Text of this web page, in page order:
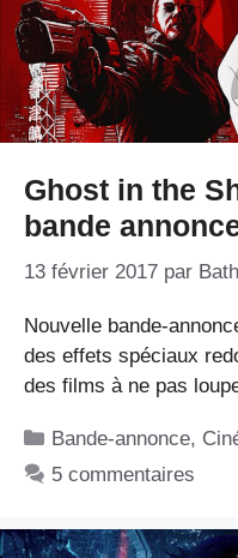
Ghost in the
bande
13 février 2017 par
Nouvelle bande-
des effets spéciaux
des films à ne pas
Catégories
Bande-annonce,
5 commentaires